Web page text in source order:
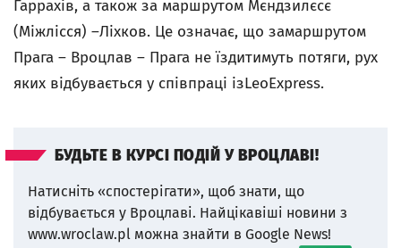
Гаррахів, а також за маршрутом Мєндзилєсє
(Міжлісся) –Ліхков. Це означає, що замаршрутом
Прага – Вроцлав – Прага не їздитимуть потяги, рух
яких відбувається у співпраці ізLeoExpress.
БУДЬТЕ В КУРСІ ПОДІЙ У ВРОЦЛАВІ!
Натисніть «спостерігати», щоб знати, що
відбувається у Вроцлаві. Найцікавіші новини з
www.wroclaw.pl можна знайти в Google News!